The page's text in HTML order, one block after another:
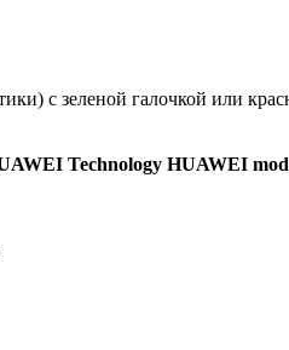
с зеленой галочкой или
Technology HUAWEI